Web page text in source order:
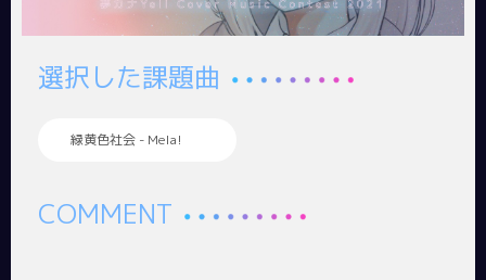
選択した課題曲
緑黄色社会 - Mela!
COMMENT